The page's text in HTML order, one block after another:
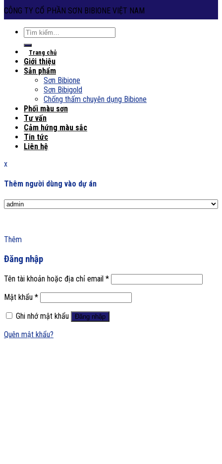
CÔNG TY CỔ PHẦN SƠN BIBIONE VIỆT NAM
Tìm
kiếm:
Trang chủ
Giới thiệu
Sản phẩm
Sơn Bibione
Sơn Bibigold
Chống thấm chuyên dụng Bibione
Phối màu sơn
Tư vấn
Cảm hứng màu sắc
Tin tức
Liên hệ
x
Thêm người dùng vào dự án
Thêm
Đăng nhập
Tên tài khoản hoặc địa chỉ email *
Mật khẩu *
Ghi nhớ mật khẩu
Đăng nhập
Quên mật khẩu?